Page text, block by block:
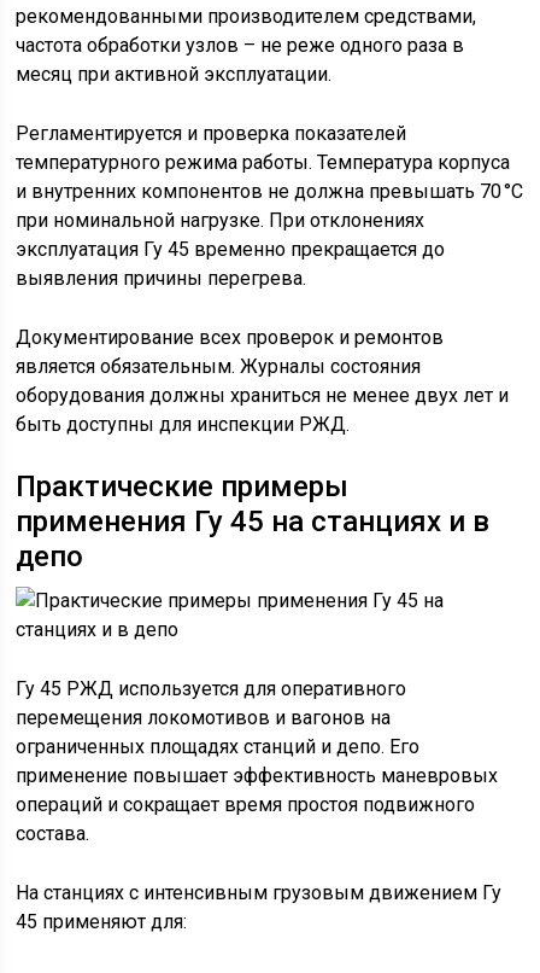
рекомендованными производителем средствами,
частота обработки узлов – не реже одного раза в
месяц при активной эксплуатации.
Регламентируется и проверка показателей
температурного режима работы. Температура корпуса
и внутренних компонентов не должна превышать 70 °C
при номинальной нагрузке. При отклонениях
эксплуатация Гу 45 временно прекращается до
выявления причины перегрева.
Документирование всех проверок и ремонтов
является обязательным. Журналы состояния
оборудования должны храниться не менее двух лет и
быть доступны для инспекции РЖД.
Практические примеры
применения Гу 45 на станциях и в
депо
Гу 45 РЖД используется для оперативного
перемещения локомотивов и вагонов на
ограниченных площадях станций и депо. Его
применение повышает эффективность маневровых
операций и сокращает время простоя подвижного
состава.
На станциях с интенсивным грузовым движением Гу
45 применяют для: